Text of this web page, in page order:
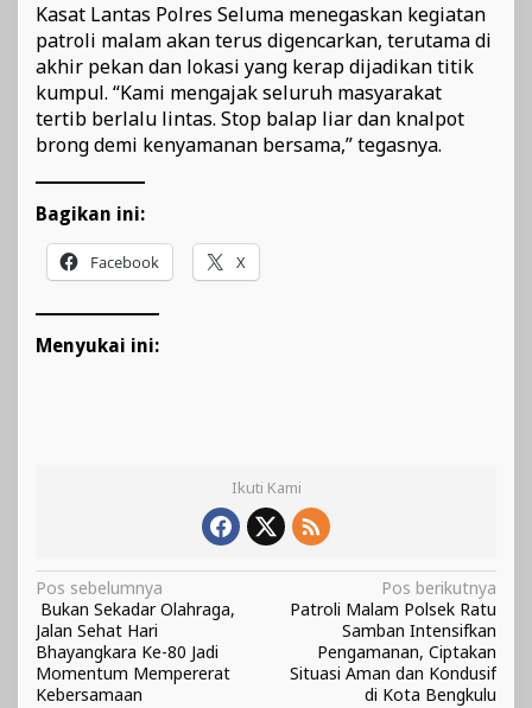
Kasat Lantas Polres Seluma menegaskan kegiatan
patroli malam akan terus digencarkan, terutama di
akhir pekan dan lokasi yang kerap dijadikan titik
kumpul. “Kami mengajak seluruh masyarakat
tertib berlalu lintas. Stop balap liar dan knalpot
brong demi kenyamanan bersama,” tegasnya.
Bagikan ini:
Facebook X
Menyukai ini:
Ikuti Kami
Navigasi
pos
Pos sebelumnya
Bukan Sekadar Olahraga,
Jalan Sehat Hari
Bhayangkara Ke-80 Jadi
Momentum Mempererat
Kebersamaan
Pos berikutnya
Patroli Malam Polsek Ratu
Samban Intensifkan
Pengamanan, Ciptakan
Situasi Aman dan Kondusif
di Kota Bengkulu